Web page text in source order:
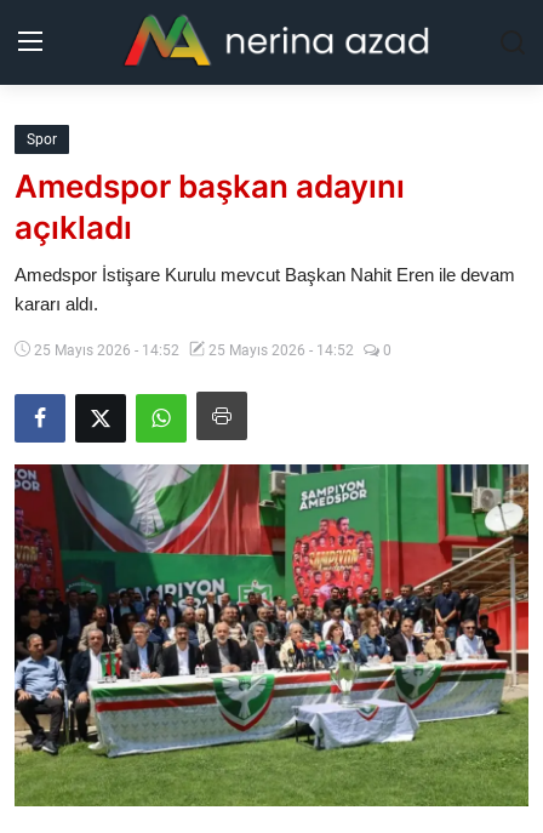
Kurdistan
Bölgeler
Güncel
Makaleler
Galeri
Video
Yazarlar
Arşiv
İletişim
Türkçe Kurdi
Spor
Amedspor başkan adayını
açıkladı
Amedspor İstişare Kurulu mevcut Başkan Nahit Eren ile devam
kararı aldı.
25 Mayıs 2026 - 14:52 25 Mayıs 2026 - 14:52 0